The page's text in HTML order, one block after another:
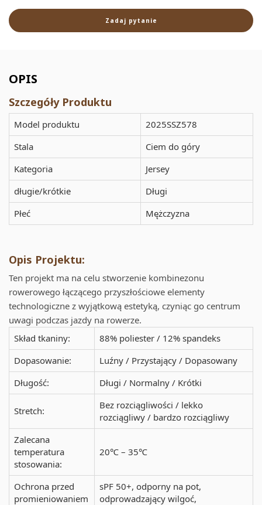
Zadaj pytanie
OPIS
Szczegóły Produktu
Model produktu
2025SSZ578
Stala
Ciem do góry
Kategoria
Jersey
długie/krótkie
Długi
Płeć
Mężczyzna
Opis Projektu:
Ten projekt ma na celu stworzenie kombinezonu
rowerowego łączącego przyszłościowe elementy
technologiczne z wyjątkową estetyką, czyniąc go centrum
uwagi podczas jazdy na rowerze.
Skład tkaniny:
88% poliester / 12% spandeks
Dopasowanie:
Luźny / Przystający / Dopasowany
Długość:
Długi / Normalny / Krótki
Stretch:
Bez rozciągliwości / lekko
rozciągliwy / bardzo rozciągliwy
Zalecana
temperatura
stosowania:
20℃ – 35℃
Ochrona przed
promieniowaniem
sPF 50+, odporny na pot,
odprowadzający wilgoć,